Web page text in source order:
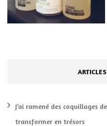
J’ai ramené des coquillages
transformer en trésors